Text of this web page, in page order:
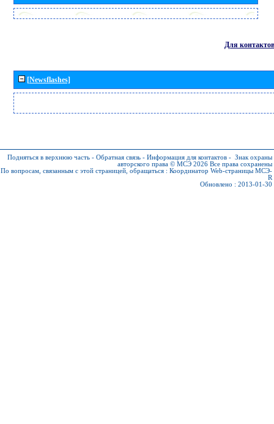
Для контактов
[Newsflashes]
Подняться в верхнюю часть - Обратная связь - Информация для контактов - Знак охраны
авторского права © МСЭ 2026 Все права сохранены
По вопросам, связанным с этой страницей, обращаться : Координатор Web-страницы МСЭ-
R
Обновлено : 2013-01-30